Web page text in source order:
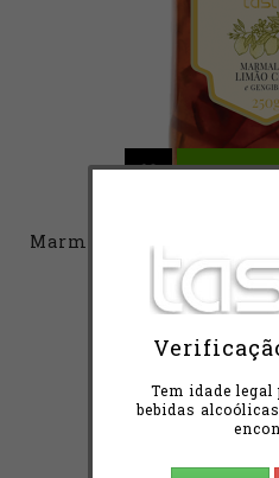
Tem idade
bebidas